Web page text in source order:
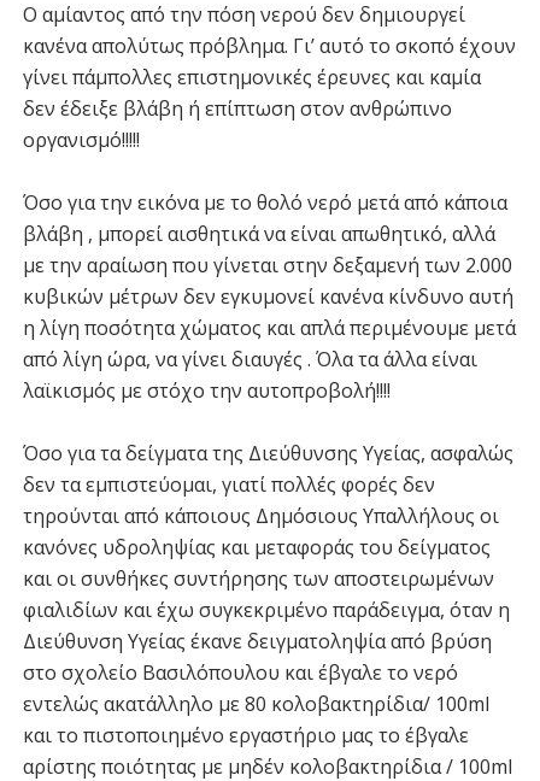
Ο αμίαντος από την πόση νερού δεν δημιουργεί
κανένα απολύτως πρόβλημα. Γι’ αυτό το σκοπό έχουν
γίνει πάμπολλες επιστημονικές έρευνες και καμία
δεν έδειξε βλάβη ή επίπτωση στον ανθρώπινο
οργανισμό!!!!!
Όσο για την εικόνα με το θολό νερό μετά από κάποια
βλάβη , μπορεί αισθητικά να είναι απωθητικό, αλλά
με την αραίωση που γίνεται στην δεξαμενή των 2.000
κυβικών μέτρων δεν εγκυμονεί κανένα κίνδυνο αυτή
η λίγη ποσότητα χώματος και απλά περιμένουμε μετά
από λίγη ώρα, να γίνει διαυγές . Όλα τα άλλα είναι
λαϊκισμός με στόχο την αυτοπροβολή!!!!
Όσο για τα δείγματα της Διεύθυνσης Υγείας, ασφαλώς
δεν τα εμπιστεύομαι, γιατί πολλές φορές δεν
τηρούνται από κάποιους Δημόσιους Υπαλλήλους οι
κανόνες υδροληψίας και μεταφοράς του δείγματος
και οι συνθήκες συντήρησης των αποστειρωμένων
φιαλιδίων και έχω συγκεκριμένο παράδειγμα, όταν η
Διεύθυνση Υγείας έκανε δειγματοληψία από βρύση
στο σχολείο Βασιλόπουλου και έβγαλε το νερό
εντελώς ακατάλληλο με 80 κολοβακτηρίδια/ 100ml
και το πιστοποιημένο εργαστήριο μας το έβγαλε
αρίστης ποιότητας με μηδέν κολοβακτηρίδια / 100ml